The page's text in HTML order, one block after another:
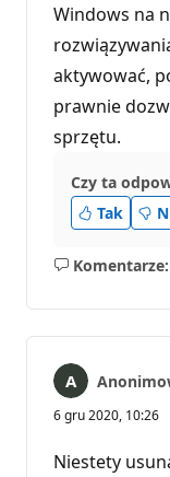
Windows na
aktywować,
prawnie
sprzętu.
Czy ta
Tak
Brak
6 gru 2020, 10:26
Niestety